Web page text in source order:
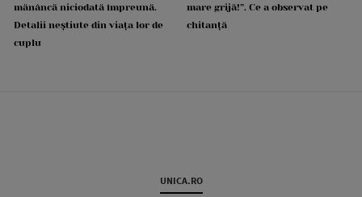
mănâncă niciodată împreună.
Detalii neștiute din viața lor de
cuplu
mare grijă!”. Ce a observat pe
chitanță
UNICA.RO